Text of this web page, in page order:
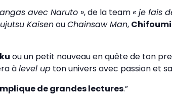
avec Naruto », de la team« je fais
KaisenouChainsaw Man,
ou un petit nouveau en quête de ton
àlevel up ton univers avec passion et
de grandes lectures.”